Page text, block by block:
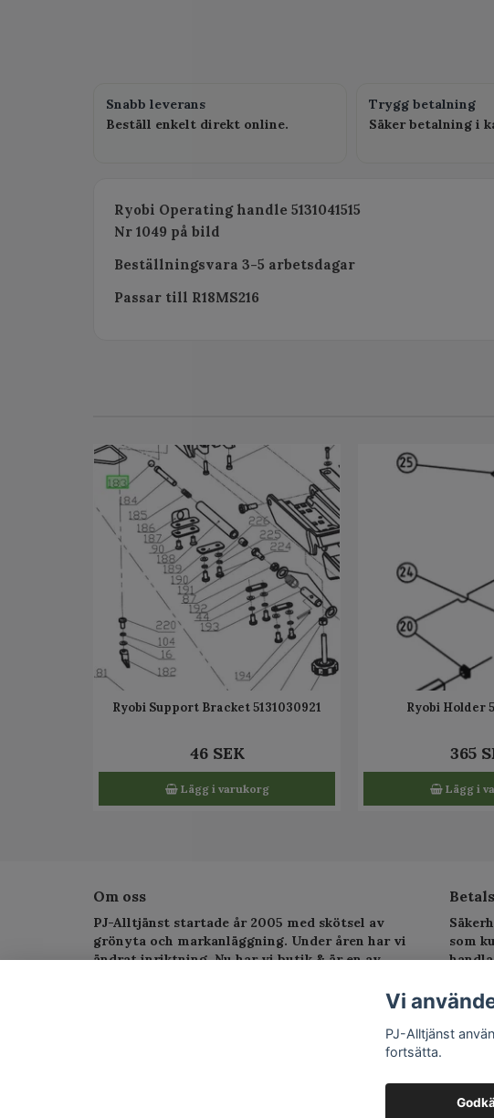
Snabb leverans
Beställ enkelt direkt online.
Trygg betalning
Säker betalning i
Ryobi Operating handle 5131041515
Nr 1049 på bild
Beställningsvara 3-5 arbetsdagar
Passar till R18MS216
Ryobi Support Bracket 5131030921
46 SEK
Lägg i varukorg
Ryobi Holder
365
Lägg i
Om oss
PJ-Alltjänst startade år 2005 med skötsel av
grönyta och markanläggning. Under åren har vi
ändrat inriktning. Nu har vi butik & är en av
som
Vi
PJ-Alltjänst
fortsätta.